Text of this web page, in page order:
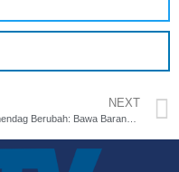
NEXT
Permendag Berubah: Bawa Barang dari Luar Negeri Tak Lagi Dibatasi